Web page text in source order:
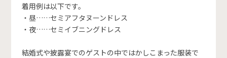
着用例は以下です。
・昼……セミアフタヌーンドレス
・夜……セミイブニングドレス
結婚式や披露宴でのゲストの中ではかしこまった服装で